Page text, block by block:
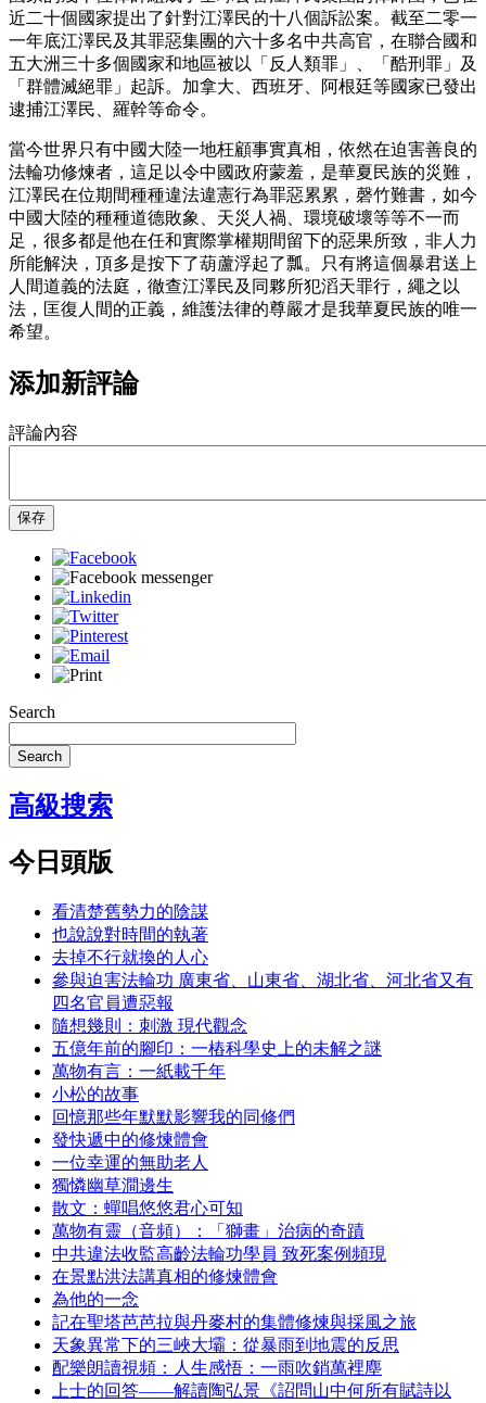
近二十個國家提出了針對江澤民的十八個訴訟案。截至二零一
一年底江澤民及其罪惡集團的六十多名中共高官，在聯合國和
五大洲三十多個國家和地區被以「反人類罪」、「酷刑罪」及
「群體滅絕罪」起訴。加拿大、西班牙、阿根廷等國家已發出
逮捕江澤民、羅幹等命令。
當今世界只有中國大陸一地枉顧事實真相，依然在迫害善良的
法輪功修煉者，這足以令中國政府蒙羞，是華夏民族的災難，
江澤民在位期間種種違法違憲行為罪惡累累，磬竹難書，如今
中國大陸的種種道德敗象、天災人禍、環境破壞等等不一而
足，很多都是他在任和實際掌權期間留下的惡果所致，非人力
所能解決，頂多是按下了葫蘆浮起了瓢。只有將這個暴君送上
人間道義的法庭，徹查江澤民及同夥所犯滔天罪行，繩之以
法，匡復人間的正義，維護法律的尊嚴才是我華夏民族的唯一
希望。
添加新評論
評論內容
保存
Search
Search
高級搜索
今日頭版
看清楚舊勢力的陰謀
也說說對時間的執著
去掉不行就換的人心
參與迫害法輪功 廣東省、山東省、湖北省、河北省又有
四名官員遭惡報
隨想幾則：刺激 現代觀念
五億年前的腳印：一樁科學史上的未解之謎
萬物有言：一紙載千年
小松的故事
回憶那些年默默影響我的同修們
發快遞中的修煉體會
一位幸運的無助老人
獨憐幽草澗邊生
散文：蟬唱悠悠君心可知
萬物有靈（音頻）：「獅畫」治病的奇蹟
中共違法收監高齡法輪功學員 致死案例頻現
在景點洪法講真相的修煉體會
為他的一念
記在聖塔芭芭拉與丹麥村的集體修煉與採風之旅
天象異常下的三峽大壩：從暴雨到地震的反思
配樂朗讀視頻：人生感悟：一雨吹銷萬裡塵
上士的回答——解讀陶弘景《詔問山中何所有賦詩以